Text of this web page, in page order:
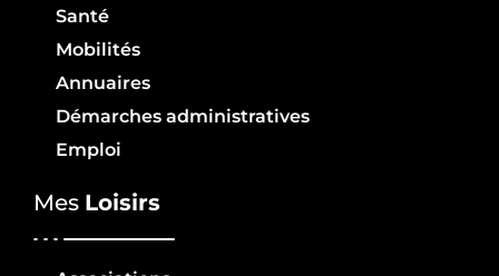
Santé
Mobilités
Annuaires
Démarches administratives
Emploi
Mes Loisirs